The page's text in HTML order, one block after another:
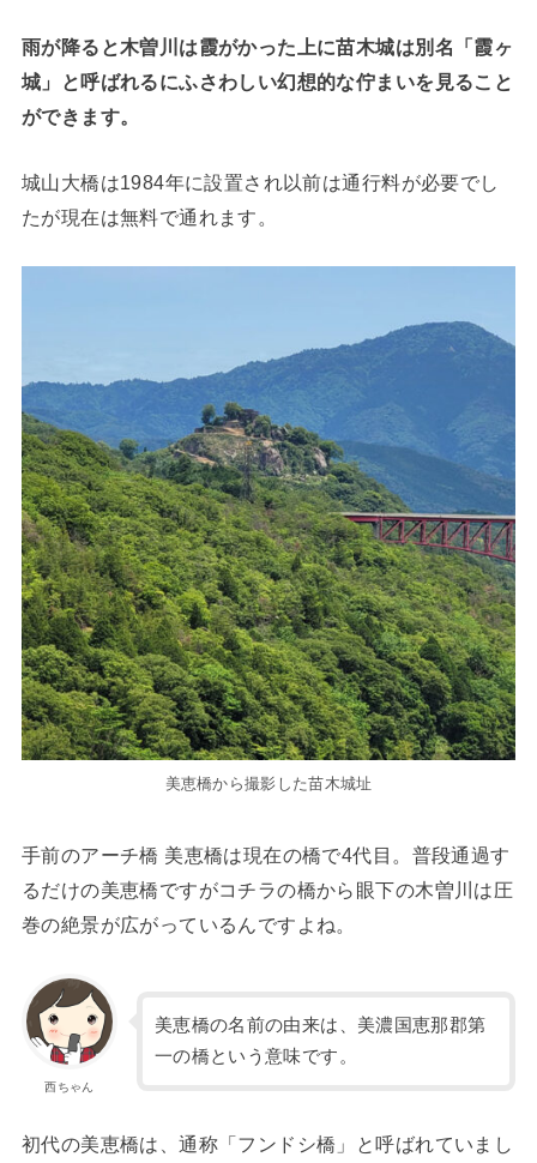
雨が降ると木曽川は霞がかった上に苗木城は別名「霞ヶ
城」と呼ばれるにふさわしい幻想的な佇まいを見ること
ができます。
城山大橋は1984年に設置され以前は通行料が必要でし
たが現在は無料で通れます。
美恵橋から撮影した苗木城址
手前のアーチ橋 美恵橋は現在の橋で4代目。普段通過す
るだけの美恵橋ですがコチラの橋から眼下の木曽川は圧
巻の絶景が広がっているんですよね。
西ちゃん
美恵橋の名前の由来は、美濃国恵那郡第
一の橋という意味です。
初代の美恵橋は、通称「フンドシ橋」と呼ばれていまし